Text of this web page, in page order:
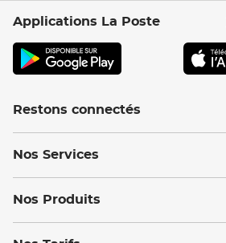
Applications La Poste
Restons connectés
Nos Services
Nos Produits